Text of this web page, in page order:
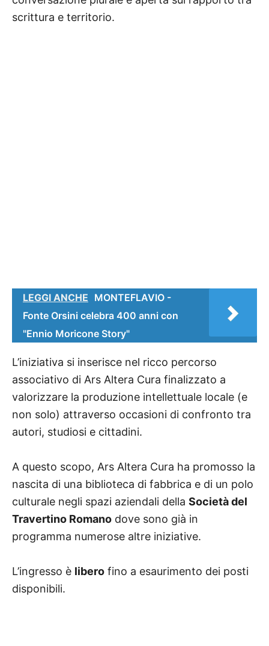
scrittura e territorio.
LEGGI ANCHE MONTEFLAVIO -
Fonte Orsini celebra 400 anni con
"Ennio Moricone Story"
L’iniziativa si inserisce nel ricco percorso
associativo di Ars Altera Cura finalizzato a
valorizzare la produzione intellettuale locale (e
non solo) attraverso occasioni di confronto tra
autori, studiosi e cittadini.
A questo scopo, Ars Altera Cura ha promosso la
nascita di una biblioteca di fabbrica e di un polo
culturale negli spazi aziendali della Società del
Travertino Romano dove sono già in
programma numerose altre iniziative.
L’ingresso è libero fino a esaurimento dei posti
disponibili.